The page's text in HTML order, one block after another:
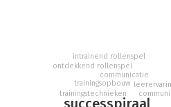
glazige observanten die slechte
die er een potje van maken, of
Dat is de kracht maar tegelijkertijd
rollenspelen: je kunt er de
trainingstechnieken
trainingsopbouw
communicatie
ontdekkend rollenspel
intrainend rollenspel